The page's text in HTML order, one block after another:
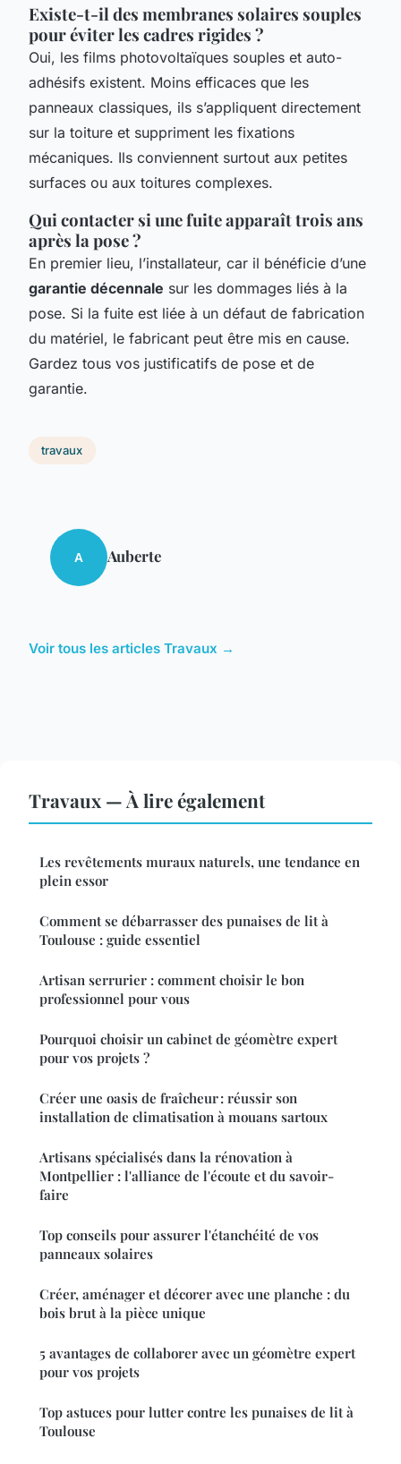
Existe-t-il des membranes solaires souples
pour éviter les cadres rigides ?
Oui, les films photovoltaïques souples et auto-
adhésifs existent. Moins efficaces que les
panneaux classiques, ils s’appliquent directement
sur la toiture et suppriment les fixations
mécaniques. Ils conviennent surtout aux petites
surfaces ou aux toitures complexes.
Qui contacter si une fuite apparaît trois ans
après la pose ?
En premier lieu, l’installateur, car il bénéficie d’une
garantie décennale sur les dommages liés à la
pose. Si la fuite est liée à un défaut de fabrication
du matériel, le fabricant peut être mis en cause.
Gardez tous vos justificatifs de pose et de
garantie.
travaux
A Auberte
Voir tous les articles Travaux →
Travaux — À lire également
Les revêtements muraux naturels, une tendance en
plein essor
Comment se débarrasser des punaises de lit à
Toulouse : guide essentiel
Artisan serrurier : comment choisir le bon
professionnel pour vous
Pourquoi choisir un cabinet de géomètre expert
pour vos projets ?
Créer une oasis de fraîcheur : réussir son
installation de climatisation à mouans sartoux
Artisans spécialisés dans la rénovation à
Montpellier : l'alliance de l'écoute et du savoir-
faire
Top conseils pour assurer l'étanchéité de vos
panneaux solaires
Créer, aménager et décorer avec une planche : du
bois brut à la pièce unique
5 avantages de collaborer avec un géomètre expert
pour vos projets
Top astuces pour lutter contre les punaises de lit à
Toulouse